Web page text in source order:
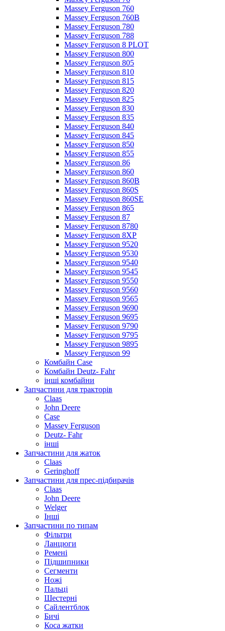
Massey Ferguson 760
Massey Ferguson 760B
Massey Ferguson 780
Massey Ferguson 788
Massey Ferguson 8 PLOT
Massey Ferguson 800
Massey Ferguson 805
Massey Ferguson 810
Massey Ferguson 815
Massey Ferguson 820
Massey Ferguson 825
Massey Ferguson 830
Massey Ferguson 835
Massey Ferguson 840
Massey Ferguson 845
Massey Ferguson 850
Massey Ferguson 855
Massey Ferguson 86
Massey Ferguson 860
Massey Ferguson 860B
Massey Ferguson 860S
Massey Ferguson 860SE
Massey Ferguson 865
Massey Ferguson 87
Massey Ferguson 8780
Massey Ferguson 8XP
Massey Ferguson 9520
Massey Ferguson 9530
Massey Ferguson 9540
Massey Ferguson 9545
Massey Ferguson 9550
Massey Ferguson 9560
Massey Ferguson 9565
Massey Ferguson 9690
Massey Ferguson 9695
Massey Ferguson 9790
Massey Ferguson 9795
Massey Ferguson 9895
Massey Ferguson 99
Комбайн Case
Комбайн Deutz- Fahr
інші комбайни
Запчастини для тракторів
Claas
John Deere
Case
Massey Ferguson
Deutz- Fahr
інші
Запчастини для жаток
Claas
Geringhoff
Запчастини для прес-підбирачів
Claas
John Deere
Welger
Інші
Запчастини по типам
Фільтри
Ланцюги
Ремені
Підшипники
Сегменти
Ножі
Пальці
Шестерні
Сайлентблок
Бичі
Коса жатки